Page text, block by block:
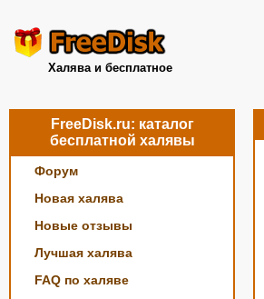
Халява и бесплатное
FreeDisk.ru: каталог
бесплатной халявы
Форум
Новая халява
Новые отзывы
Лучшая халява
FAQ по халяве